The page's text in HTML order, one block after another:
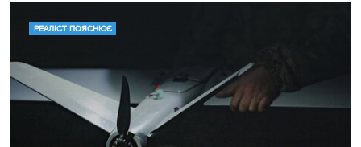
РЕАЛІСТ ПОЯСНЮЄ